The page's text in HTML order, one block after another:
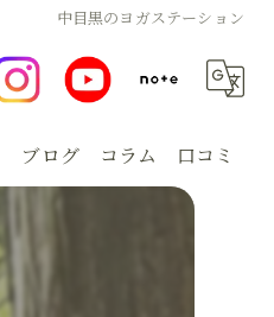
中目黒のヨガステーション
ブログ コラム 口コミ